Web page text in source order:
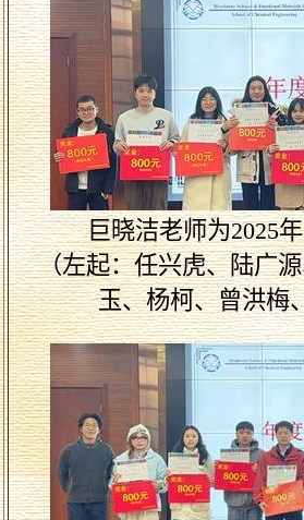
巨晓洁老师为2025年
（左起：任兴虎、陆广
玉、杨柯、曾洪梅